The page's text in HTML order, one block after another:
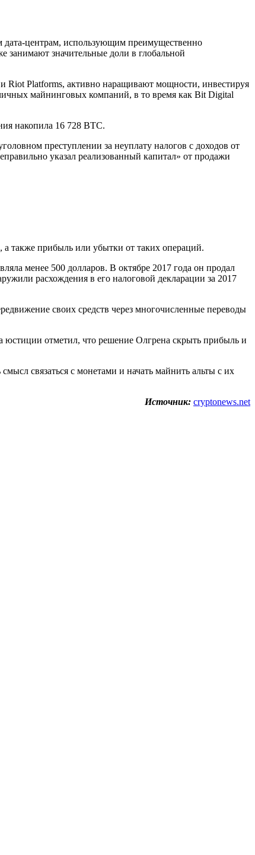
дата-центрам, использующим преимущественно
занимают значительные доли в глобальной
Riot Platforms, активно наращивают мощности, инвестируя
майнинговых компаний, в то время как Bit Digital
накопила 16 728 BTC.
преступлении за неуплату налогов с доходов от
указал реализованный капитал» от продажи
также прибыль или убытки от таких операций.
менее 500 долларов. В октябре 2017 года он продал
расхождения в его налоговой декларации за 2017
своих средств через многочисленные переводы
юстиции отметил, что решение Олгрена скрыть прибыль и
связаться с монетами и начать майнить альты с их
Источник: cryptonews.net